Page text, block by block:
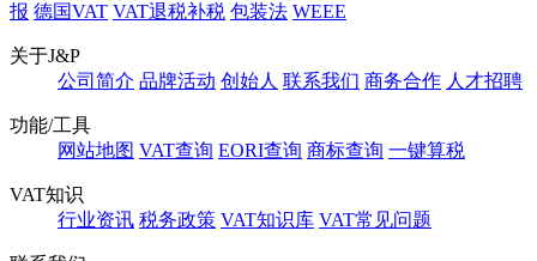
报 德国VAT VAT退税补税 包装法 WEEE
关于J&P
公司简介 品牌活动 创始人 联系我们 商务合作 人才招聘
功能/工具
网站地图 VAT查询 EORI查询 商标查询 一键算税
VAT知识
行业资讯 税务政策 VAT知识库 VAT常见问题